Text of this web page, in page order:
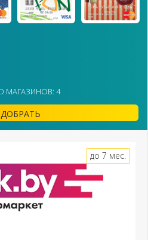
МАГАЗИНОВ: 4
до 7 мес.